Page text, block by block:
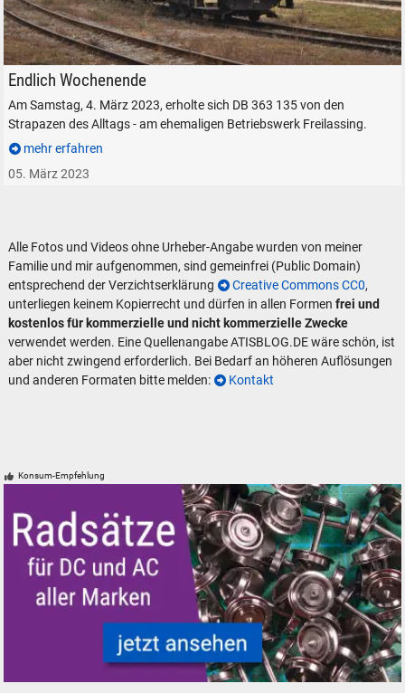
DB 363 135-5 am ehemaligen BW Freilassing, am 4. März 2023.
Endlich Wochenende
Am Samstag, 4. März 2023, erholte sich DB 363 135 von den
Strapazen des Alltags - am ehemaligen Betriebswerk Freilassing.
mehr erfahren
05. März 2023
Alle Fotos und Videos ohne Urheber-Angabe wurden von meiner
Familie und mir aufgenommen, sind gemeinfrei (Public Domain)
entsprechend der Verzichtserklärung
Creative Commons CC0,
unterliegen keinem Kopierrecht und dürfen in allen Formen frei und
kostenlos für kommerzielle und nicht kommerzielle Zwecke
verwendet werden. Eine Quellenangabe ATISBLOG.DE wäre schön, ist
aber nicht zwingend erforderlich. Bei Bedarf an höheren Auflösungen
und anderen Formaten bitte melden:
Kontakt
Konsum-Empfehlung